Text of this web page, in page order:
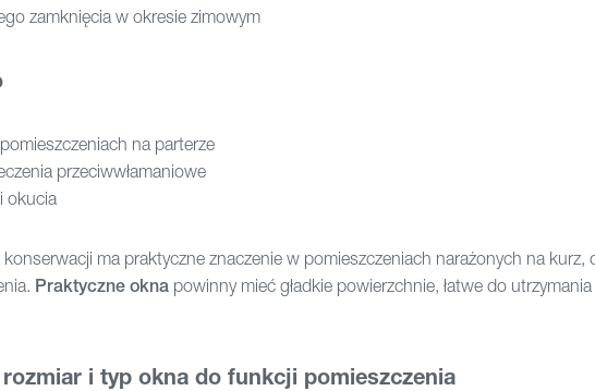
zamknięcia w okresie zimowym
na parterze
przeciwwłamaniowe
okucia
ma praktyczne znaczenie w pomieszczeniach narażonych na kurz,
Praktyczne oknapowinny mieć gładkie powierzchnie, łatwe do
i typ okna do funkcji pomieszczenia